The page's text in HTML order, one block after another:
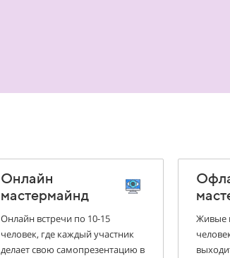
Онлайн
мастермайнд
Онлайн встречи по 10-15
человек, где каждый участник
делает свою самопрезентацию в
Живые